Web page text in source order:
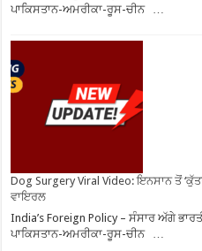
ਪਾਕਿਸਤਾਨ-ਅਮਰੀਕਾ-ਰੂਸ-ਚੀਨ …
Dog Surgery Viral Video: ਇਨਸਾਨ ਤੋਂ
ਵਾਇਰਲ
India’s Foreign Policy – ਸੰਸਾਰ ਅੱਗੇ
ਪਾਕਿਸਤਾਨ-ਅਮਰੀਕਾ-ਰੂਸ-ਚੀਨ …